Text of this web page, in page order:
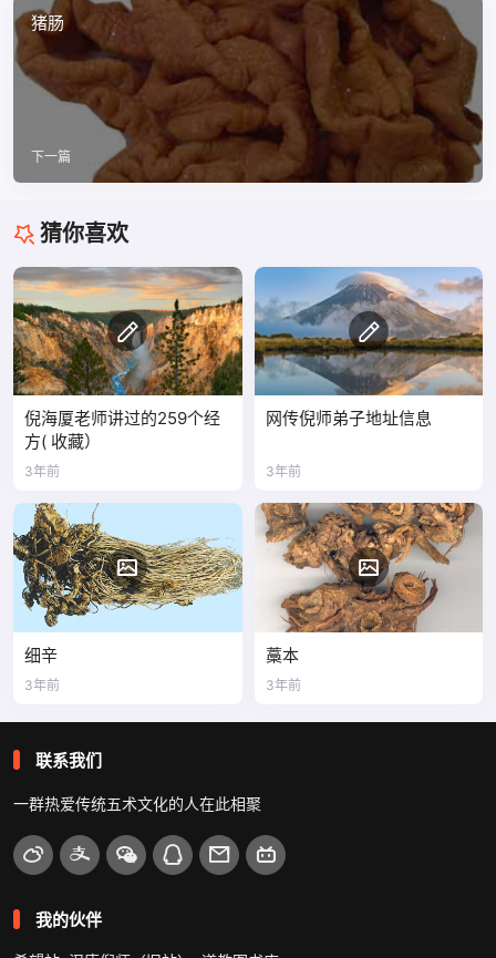
猪肠
下一篇
猜你喜欢
倪海厦老师讲过的259个经
方( 收藏）
3年前
网传倪师弟子地址信息
3年前
细辛
3年前
藁本
3年前
联系我们
一群热爱传统五术文化的人在此相聚
我的伙伴